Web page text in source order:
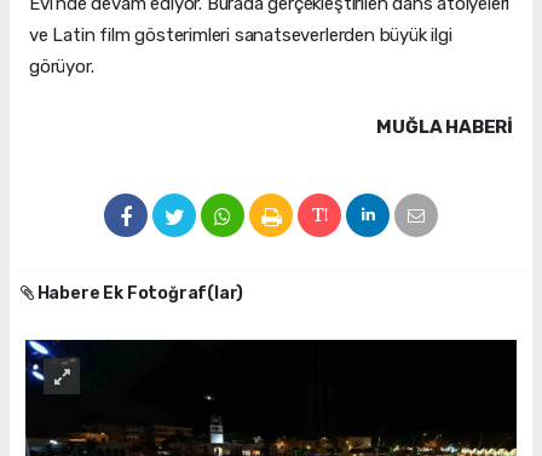
ve Latin film gösterimleri sanatseverlerden büyük ilgi
görüyor.
MUĞLA HABERİ
Habere Ek Fotoğraf(lar)